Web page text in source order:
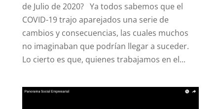
de Julio de 2020? Ya todos sabemos que el
COVID-19 trajo aparejados una serie de
cambios y consecuencias, las cuales muchos
no imaginaban que podrían llegar a suceder.
Lo cierto es que, quienes trabajamos en el...